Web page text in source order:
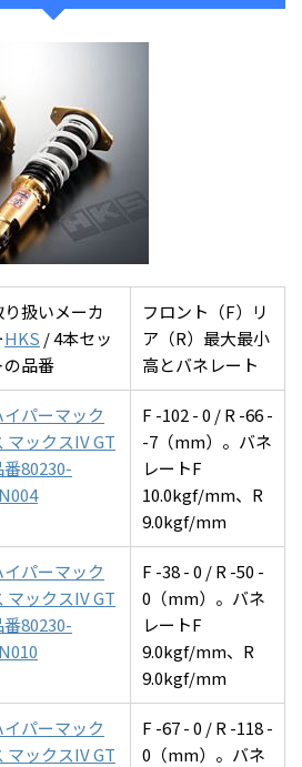
り扱いメーカ
HKS / 4本セッ
の品番
フロント（F）リ
ア（R）最大最小
高とバネレート
イパーマック
マックスIV GT
番80230-
F -102 - 0 / R -66 -
-7（mm）。バネ
レートF
10.0kgf/mm、R
9.0kgf/mm
イパーマック
マックスIV GT
番80230-
F -38 - 0 / R -50 -
0（mm）。バネ
レートF
9.0kgf/mm、R
9.0kgf/mm
イパーマック
マックスIV GT
F -67 - 0 / R -118 -
0（mm）。バネ